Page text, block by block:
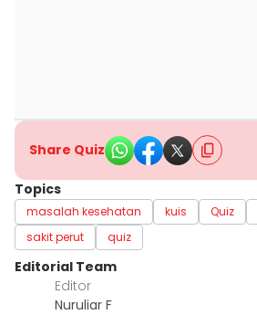
Share Quiz
Topics
masalah kesehatan kuis Quiz
sakit perut
quiz
Editorial Team
Editor
Nuruliar F